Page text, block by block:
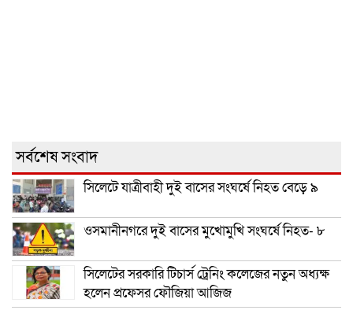
সর্বশেষ সংবাদ
সিলেটে যাত্রীবাহী দুই বাসের সংঘর্ষে নিহত বেড়ে ৯
ওসমানীনগরে দুই বাসের মুখোমুখি সংঘর্ষে নিহত- ৮
সিলেটের সরকারি টিচার্স ট্রেনিং কলেজের নতুন অধ্যক্ষ
হলেন প্রফেসর ফৌজিয়া আজিজ